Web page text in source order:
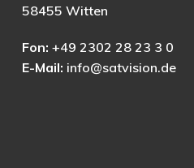
58455 Witten
Fon: +49 2302 28 23 3 0
E-Mail: info@satvision.de